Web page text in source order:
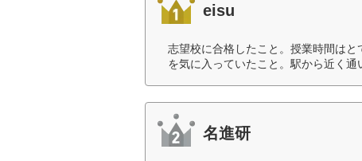
eisu
志望校に合格したこと。授業時間は
を気に入っていたこと。駅から近く通
名進研